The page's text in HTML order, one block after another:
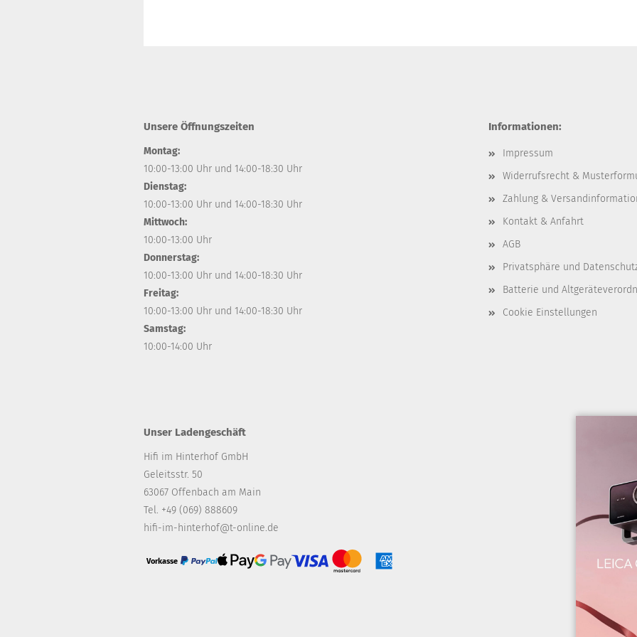
Unsere Öffnungszeiten
Montag:
10:00-13:00 Uhr und 14:00-18:30 Uhr
Dienstag:
10:00-13:00 Uhr und 14:00-18:30 Uhr
Mittwoch:
10:00-13:00 Uhr
Donnerstag:
10:00-13:00 Uhr und 14:00-18:30 Uhr
Freitag:
10:00-13:00 Uhr und 14:00-18:30 Uhr
Samstag:
10:00-14:00 Uhr
Informationen:
Impressum
Widerrufsrecht &
Zahlung &
Kontakt & Anfahrt
AGB
Privatsphäre und
Batterie und
Cookie Einstellungen
Unser Ladengeschäft
Hifi im Hinterhof GmbH
Geleitsstr. 50
63067 Offenbach am Main
Tel. +49 (069) 888609
hifi-im-hinterhof@t-online.de
Vorkasse